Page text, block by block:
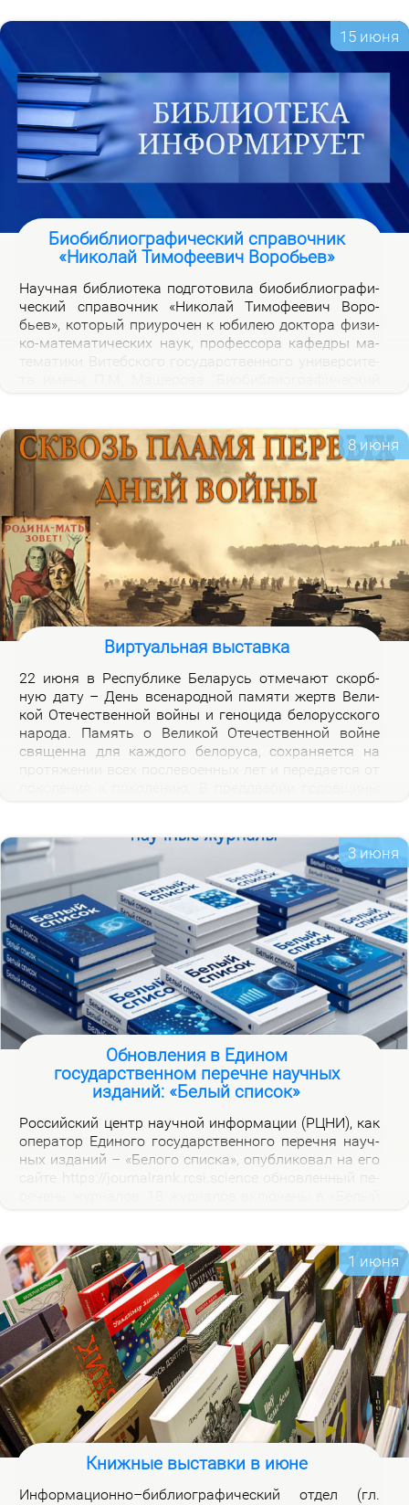
ских от­ря­дах.
15 июня
Биобиблиографический справочник
«Николай Тимофеевич Воробьев»
На­уч­ная биб­лио­те­ка под­го­то­ви­ла био­биб­лио­гра­фи­
че­ский спра­воч­ник «Ни­ко­лай Ти­мо­фе­е­вич Во­ро­
бьев», ко­то­рый при­уро­чен к юби­лею док­то­ра физи­
ко-ма­те­ма­ти­че­ских на­ук, про­фес­со­ра ка­фед­ры ма­
2026 го­дов и пуб­ли­ка­ций о нем и его ра­бо­тах. Спра­
воч­ник пред­на­зна­чен для на­уч­ных ра­бот­ни­ков, пре­
по­да­ва­те­лей, ас­пи­ран­тов, сту­ден­тов, всех тех, кто
ин­те­ре­су­ет­ся тео­ри­ей клас­сов ко­неч­ных групп и ме­
то­ди­кой пре­по­да­ва­ния ма­те­ма­ти­ки в шко­ле и ву­зе,
а так­же жиз­нью и де­я­тель­но­стью Ни­ко­лая Ти­мо­фе­
е­ви­ча Во­ро­бье­ва.
8 июня
Виртуальная выставка
22 июня в Рес­пуб­ли­ке Бе­ла­русь от­ме­ча­ют скорб­
ную да­ту – День все­на­род­ной па­мя­ти жертв Ве­ли­
кой Оте­че­ствен­ной вой­ны и ге­но­ци­да бе­ло­рус­ско­го
на­ро­да. Па­мять о Ве­ли­кой Оте­че­ствен­ной войне
свя­щен­на для каж­до­го бе­ло­ру­са, со­хра­ня­ет­ся на
пер­вых дней вой­ны», ко­то­рая по­свя­ща­ет­ся тра­ги­че­
ским и ге­ро­и­че­ским стра­ни­цам ис­то­рии борь­бы с
немец­ко-фа­шист­ски­ми за­хват­чи­ка­ми в на­чаль­ный
пе­ри­од вой­ны.
3 июня
Обновления в Едином
государственном перечне научных
изданий: «Белый список»
Рос­сий­ский центр на­уч­ной ин­фор­ма­ции (РЦНИ), как
опе­ра­тор Еди­но­го го­судар­ствен­но­го пе­реч­ня на­уч­
ных из­да­ний – «Бе­ло­го спис­ка», опуб­ли­ко­вал на его
на­лов на вклад­ке «Уров­ни» раз­ме­ще­ны при­ме­ча­ния,
по­яс­ня­ю­щие при­чи­ны вклю­че­ния жур­на­лов и из­ме­
не­ния уров­ней.
1 июня
Книжные выставки в июне
Ин­фор­ма­ци­он­но–биб­лио­гра­фи­че­ский от­дел (гл.